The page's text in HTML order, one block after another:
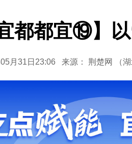
都都宜⑲】
月31日23:06 来源： 荆楚网 ​（湖